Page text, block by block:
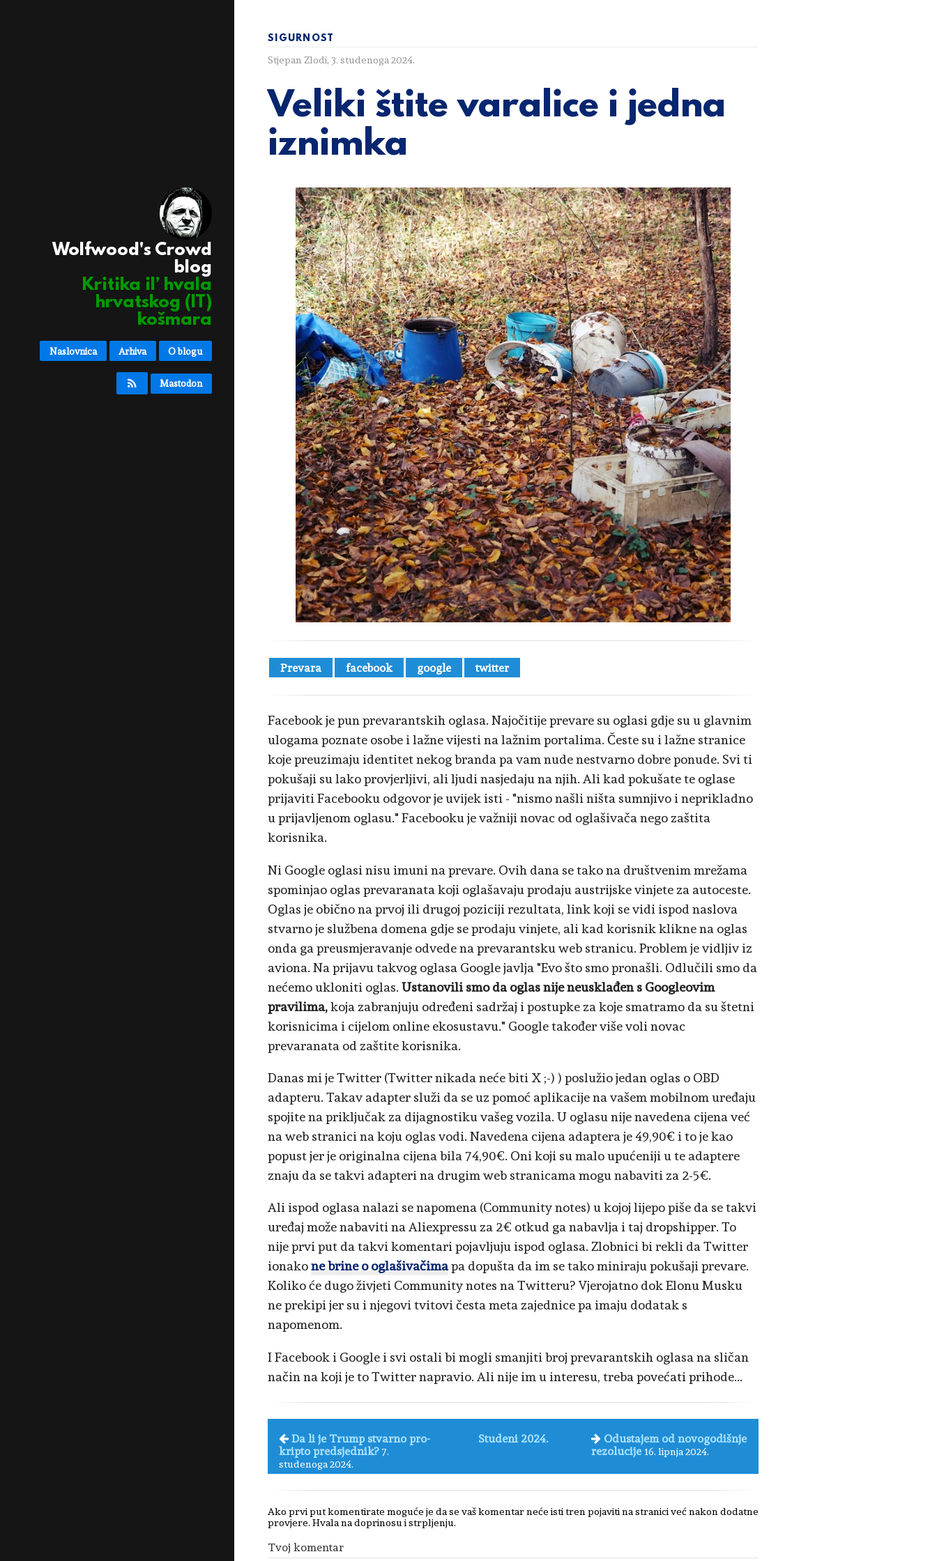
Wolfwood's Crowd
blog
Kritika il’ hvala
hrvatskog (IT)
košmara
Naslovnica Arhiva O blogu
Mastodon
SIGURNOST
Stjepan Zlodi, 3. studenoga 2024.
Veliki štite varalice i jedna
iznimka
Prevara facebook google twitter
Facebook je pun prevarantskih oglasa. Najočitije prevare su oglasi gdje su u glavnim
ulogama poznate osobe i lažne vijesti na lažnim portalima. Česte su i lažne stranice
koje preuzimaju identitet nekog branda pa vam nude nestvarno dobre ponude. Svi ti
pokušaji su lako provjerljivi, ali ljudi nasjedaju na njih. Ali kad pokušate te oglase
prijaviti Facebooku odgovor je uvijek isti - "nismo našli ništa sumnjivo i neprikladno
u prijavljenom oglasu." Facebooku je važniji novac od oglašivača nego zaštita
korisnika.
Ni Google oglasi nisu imuni na prevare. Ovih dana se tako na društvenim mrežama
spominjao oglas prevaranata koji oglašavaju prodaju austrijske vinjete za autoceste.
Oglas je obično na prvoj ili drugoj poziciji rezultata, link koji se vidi ispod naslova
stvarno je službena domena gdje se prodaju vinjete, ali kad korisnik klikne na oglas
onda ga preusmjeravanje odvede na prevarantsku web stranicu. Problem je vidljiv iz
aviona. Na prijavu takvog oglasa Google javlja "Evo što smo pronašli. Odlučili smo da
nećemo ukloniti oglas. Ustanovili smo da oglas nije neusklađen s Googleovim
pravilima,koja zabranjuju određeni sadržaj i postupke za koje smatramo da su štetni
korisnicima i cijelom online ekosustavu." Google također više voli novac
prevaranata od zaštite korisnika.
Danas mi je Twitter (Twitter nikada neće biti X ;-) ) poslužio jedan oglas o OBD
adapteru. Takav adapter služi da se uz pomoć aplikacije na vašem mobilnom uređaju
spojite na priključak za dijagnostiku vašeg vozila. U oglasu nije navedena cijena već
na web stranici na koju oglas vodi. Navedena cijena adaptera je 49,90€ i to je kao
popust jer je originalna cijena bila 74,90€. Oni koji su malo upućeniji u te adaptere
znaju da se takvi adapteri na drugim web stranicama mogu nabaviti za 2-5€.
Ali ispod oglasa nalazi se napomena (Community notes) u kojoj lijepo piše da se takvi
uređaj može nabaviti na Aliexpressu za 2€ otkud ga nabavlja i taj dropshipper. To
nije prvi put da takvi komentari pojavljuju ispod oglasa. Zlobnici bi rekli da Twitter
ionakone brine o oglašivačimapa dopušta da im se tako miniraju pokušaji prevare.
Koliko će dugo živjeti Community notes na Twitteru? Vjerojatno dok Elonu Musku
ne prekipi jer su i njegovi tvitovi česta meta zajednice pa imaju dodatak s
napomenom.
I Facebook i Google i svi ostali bi mogli smanjiti broj prevarantskih oglasa na sličan
način na koji je to Twitter napravio. Ali nije im u interesu, treba povećati prihode...
Da li je Trump stvarno pro-
kripto predsjednik? 7.
studenoga 2024.
Studeni 2024.
Odustajem od novogodišnje
rezolucije 16. lipnja 2024.
Ako prvi put komentirate moguće je da se vaš komentar neće isti tren pojaviti na stranici već nakon dodatne
provjere. Hvala na doprinosu i strpljenju.
Tvoj komentar